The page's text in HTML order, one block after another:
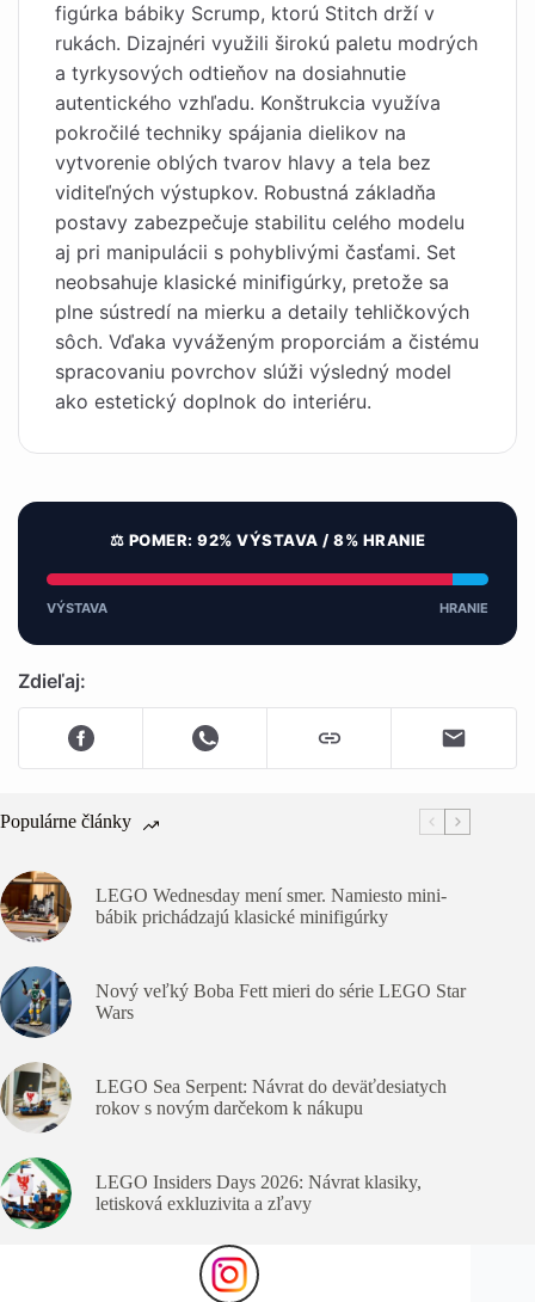
figúrka bábiky Scrump, ktorú Stitch drží v
rukách. Dizajnéri využili širokú paletu modrých
a tyrkysových odtieňov na dosiahnutie
autentického vzhľadu. Konštrukcia využíva
pokročilé techniky spájania dielikov na
vytvorenie oblých tvarov hlavy a tela bez
viditeľných výstupkov. Robustná základňa
postavy zabezpečuje stabilitu celého modelu
aj pri manipulácii s pohyblivými časťami. Set
neobsahuje klasické minifigúrky, pretože sa
plne sústredí na mierku a detaily tehličkových
sôch. Vďaka vyváženým proporciám a čistému
spracovaniu povrchov slúži výsledný model
ako estetický doplnok do interiéru.
⚖️ POMER: 92% VÝSTAVA / 8% HRANIE
VÝSTAVA HRANIE
Zdieľaj:
Populárne články
LEGO Wednesday mení smer. Namiesto mini-
bábik prichádzajú klasické minifigúrky
Nový veľký Boba Fett mieri do série LEGO Star
Wars
LEGO Sea Serpent: Návrat do deväťdesiatych
rokov s novým darčekom k nákupu
LEGO Insiders Days 2026: Návrat klasiky,
letisková exkluzivita a zľavy